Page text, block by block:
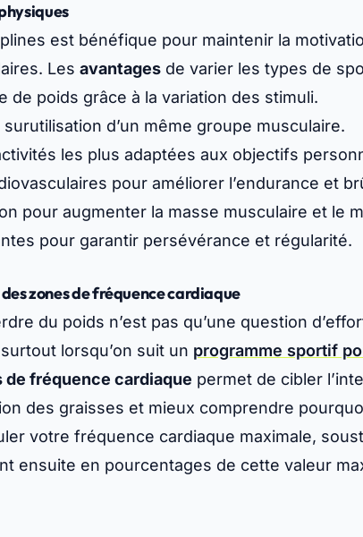
est bénéfique pour maintenir la
Les avantages de varier les types de
de poids grâce à la variation des stimuli.
d’un même groupe musculaire.
les plus adaptées aux objectifs
pour améliorer l’endurance et
pour augmenter la masse musculaire et le
pour garantir persévérance et régularité.
zones de fréquence cardiaque
du poids n’est pas qu’une question
lorsqu’on suit un programme sportif
de fréquence cardiaque permet de cibler
des graisses et mieux comprendre
votre fréquence cardiaque maximale,
ensuite en pourcentages de cette valeur